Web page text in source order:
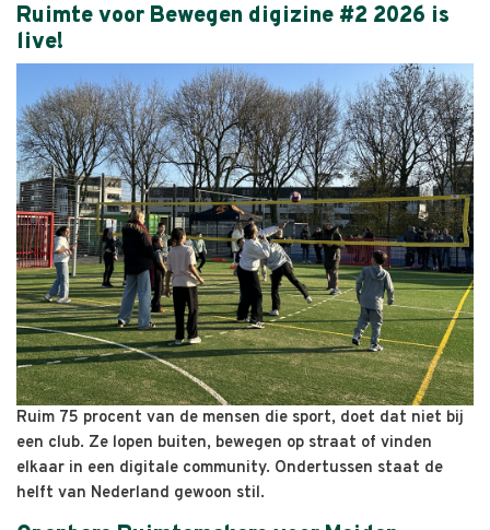
Ruimte voor Bewegen digizine #2 2026 is
live!
Ruim 75 procent van de mensen die sport, doet dat niet bij
een club. Ze lopen buiten, bewegen op straat of vinden
elkaar in een digitale community. Ondertussen staat de
helft van Nederland gewoon stil.